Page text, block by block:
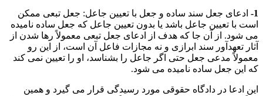
1-
ادعای جعل سند ساده و جعل با تعیین جاعل: جعل تبعی ممکن
است با تعیین جاعل باشد یا بدون تعیین جاعل که جعل ساده نامیده
می شود. از آن جا که هدف از ادعای جعل تبعی معمولاً رها شدن از
آثار تعهدآور سند ابرازی و نه مجازات فاعل آن است، از این رو
معمولاً مدعی جعل حتی اگر جاعل را بشناسد، او را تعیین نمی کند
که این جعل ساده نامیده می شود.
این ادعا در دادگاه حقوقی مورد رسیدگی قرار می گیرد و همین